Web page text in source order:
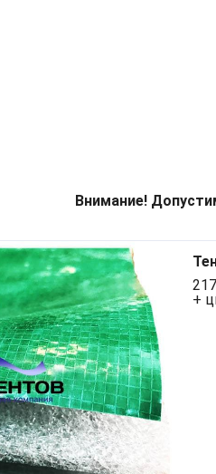
Внимание!
+